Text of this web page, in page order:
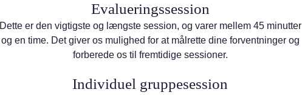
Evalueringssession
Dette er den vigtigste og længste session, og varer mellem 45 minutter
og en time. Det giver os mulighed for at målrette dine forventninger og
forberede os til fremtidige sessioner.
Individuel gruppesession